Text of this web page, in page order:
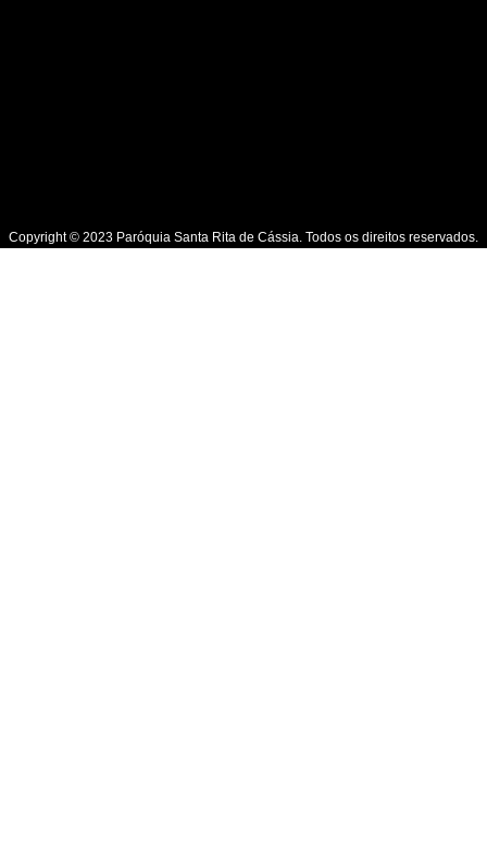
Copyright © 2023 Paróquia Santa Rita de Cássia. Todos os direitos reservados.